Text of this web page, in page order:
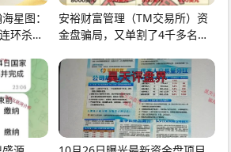
星图：
环杀，
安裕财富管理（TM交易所）资
金盘骗局，又单割了4千多名会